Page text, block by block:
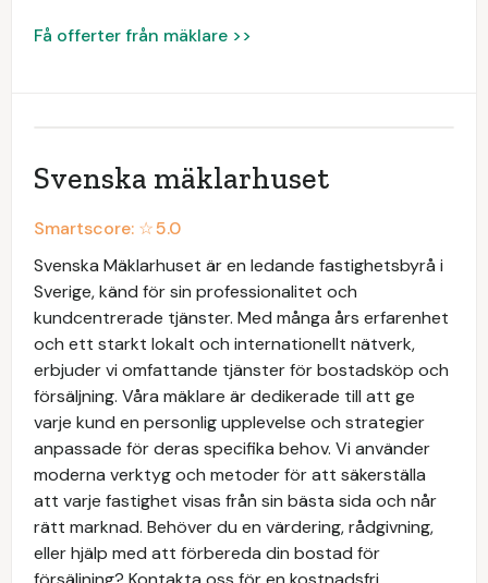
Få offerter från mäklare >>
Svenska mäklarhuset
Smartscore: ☆5.0
Svenska Mäklarhuset är en ledande fastighetsbyrå i
Sverige, känd för sin professionalitet och
kundcentrerade tjänster. Med många års erfarenhet
och ett starkt lokalt och internationellt nätverk,
erbjuder vi omfattande tjänster för bostadsköp och
försäljning. Våra mäklare är dedikerade till att ge
varje kund en personlig upplevelse och strategier
anpassade för deras specifika behov. Vi använder
moderna verktyg och metoder för att säkerställa
att varje fastighet visas från sin bästa sida och når
rätt marknad. Behöver du en värdering, rådgivning,
eller hjälp med att förbereda din bostad för